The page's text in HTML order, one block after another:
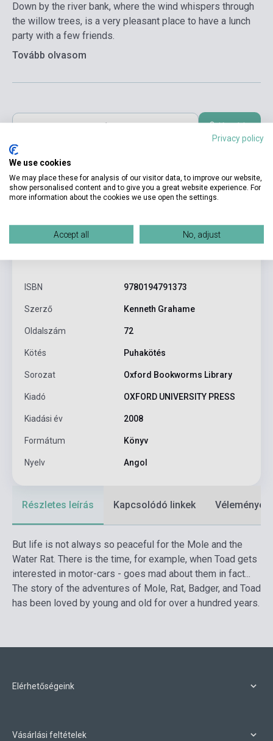
Down by the river bank, where the wind whispers through
the willow trees, is a very pleasant place to have a lunch
party with a few friends.
Tovább olvasom
Kosárba
Termékjellemzők
ISBN 9780194791373
Szerző Kenneth Grahame
Oldalszám 72
Kötés Puhakötés
Sorozat Oxford Bookworms Library
Kiadó OXFORD UNIVERSITY PRESS
Kiadási év 2008
Formátum Könyv
Nyelv Angol
Részletes leírás Kapcsolódó linkek Vélemények
But life is not always so peaceful for the Mole and the
Water Rat. There is the time, for example, when Toad gets
interested in motor-cars - goes mad about them in fact...
The story of the adventures of Mole, Rat, Badger, and Toad
has been loved by young and old for over a hundred years.
Elérhetőségeink
Vásárlási feltételek
Privacy policy
We use cookies
We may place these for analysis of our visitor data, to improve our website,
show personalised content and to give you a great website experience. For
more information about the cookies we use open the settings.
Accept all No, adjust